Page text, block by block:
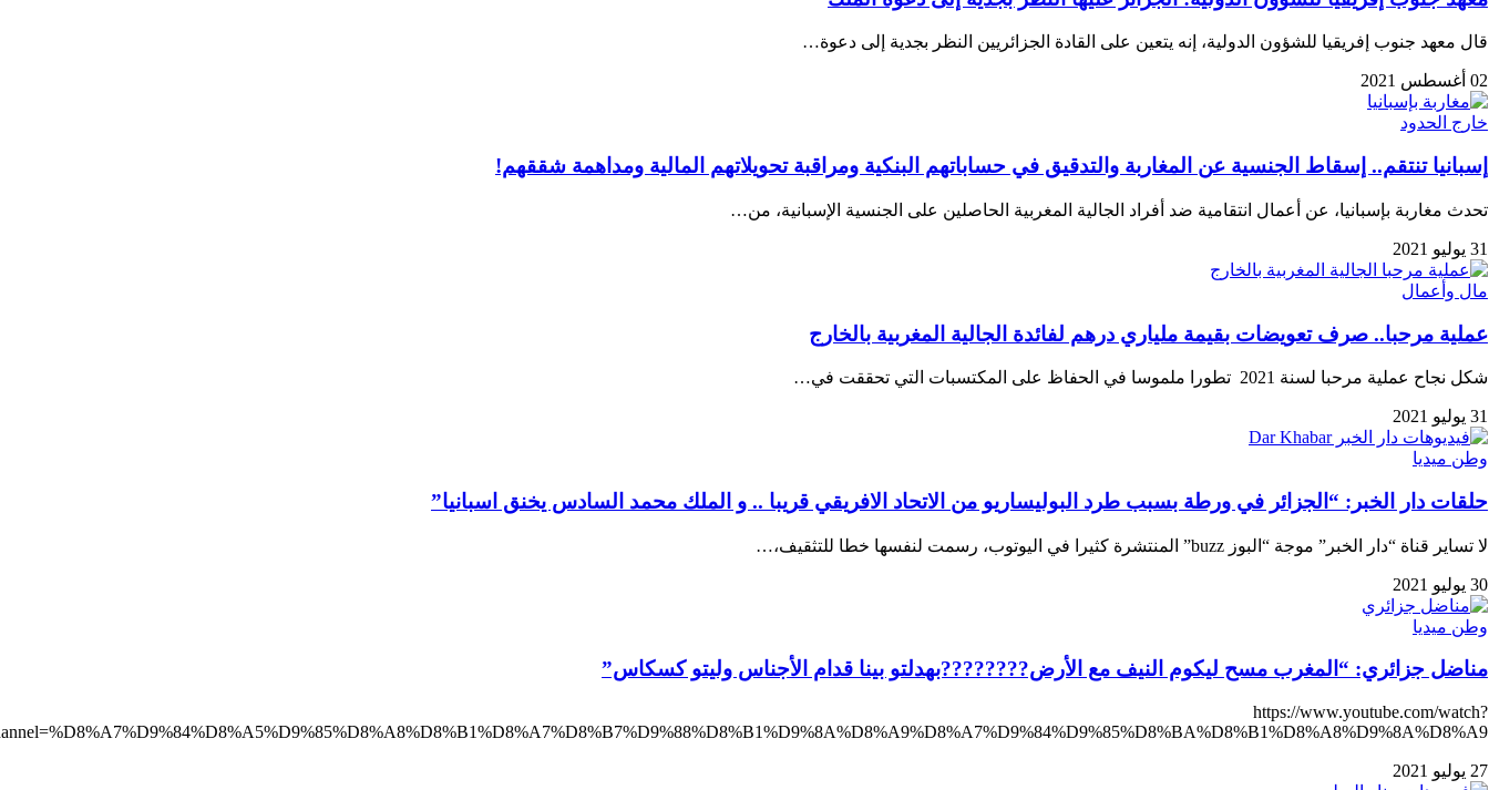
قال معهد جنوب إفريقيا للشؤون الدولية، إنه يتعين على القادة الجزائريين النظر بجدية إلى دعوة…
02 أغسطس 2021
خارج الحدود
إسبانيا تنتقم.. إسقاط الجنسية عن المغاربة والتدقيق في حساباتهم البنكية ومراقبة تحويلاتهم المالية ومداهمة شققهم!
تحدث مغاربة بإسبانيا، عن أعمال انتقامية ضد أفراد الجالية المغربية الحاصلين على الجنسية الإسبانية، من…
31 يوليو 2021
مال وأعمال
عملية مرحبا.. صرف تعويضات بقيمة ملياري درهم لفائدة الجالية المغربية بالخارج
شكل نجاح عملية مرحبا لسنة 2021 تطورا ملموسا في الحفاظ على المكتسبات التي تحققت في…
31 يوليو 2021
وطن ميديا
حلقات دار الخبر: “الجزائر في ورطة بسبب طرد البوليساريو من الاتحاد الافريقي قريبا .. و الملك محمد السادس يخنق اسبانيا”
لا تساير قناة “دار الخبر” موجة “البوز buzz” المنتشرة كثيرا في اليوتوب، رسمت لنفسها خطا للتثقيف،…
30 يوليو 2021
وطن ميديا
مناضل جزائري: “المغرب مسح ليكوم النيف مع الأرض????????بهدلتو بينا قدام الأجناس وليتو كسكاس”
https://www.youtube.com/watch?
27 يوليو 2021